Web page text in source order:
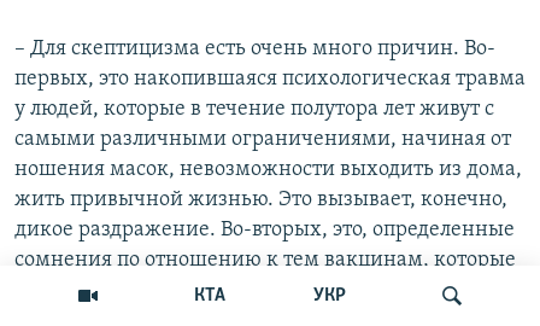
КТА УКР
– Для скептицизма есть очень много причин. Во-
первых, это накопившаяся психологическая травма
у людей, которые в течение полутора лет живут с
самыми различными ограничениями, начиная от
ношения масок, невозможности выходить из дома,
жить привычной жизнью. Это вызывает, конечно,
дикое раздражение. Во-вторых, это, определенные
сомнения по отношению к тем вакцинам, которые
так быстро появились. И в-третьих, люди часто не